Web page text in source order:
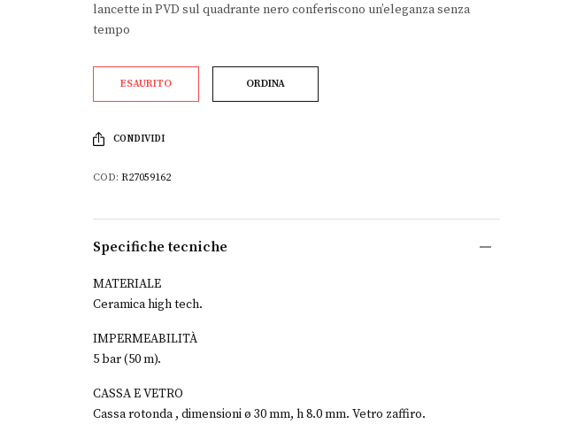
lancette in PVD sul quadrante nero conferiscono un’eleganza senza
tempo
ESAURITO ORDINA
CONDIVIDI
COD: R27059162
Specifiche tecniche
MATERIALE
Ceramica high tech.
IMPERMEABILITÀ
5 bar (50 m).
CASSA E VETRO
Cassa rotonda , dimensioni ø 30 mm, h 8.0 mm. Vetro zaffiro.